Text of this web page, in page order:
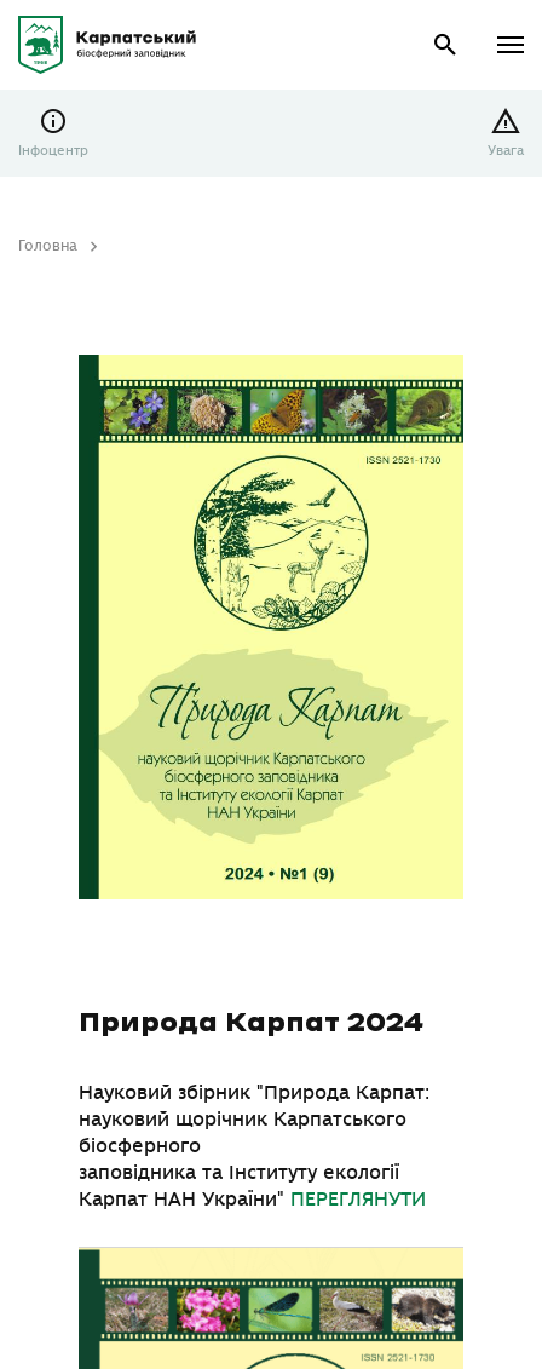
Інфоцентр Увага
Головна
Природа Карпат 2024
Науковий збірник "Природа Карпат:
науковий щорічник Карпатського
біосферного
заповідника та Інституту екології
Карпат НАН України" ПЕРЕГЛЯНУТИ